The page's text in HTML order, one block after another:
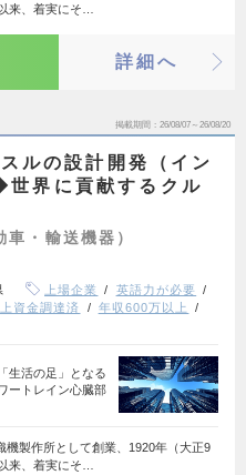
来、着実にそ…
詳細へ
掲載期間 26/08/07～26/08/20
ルの設計開発（イン
界に貢献するクル
・輸送機器）
上場企業
英語力が必要
資金調達済
年収600万以上
生活の足」となる
ートレイン心臓部
機製作所として創業、1920年（大正9
来、着実にそ…